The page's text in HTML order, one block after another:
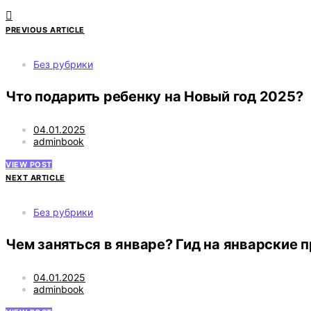
PREVIOUS ARTICLE
Без рубрики
Что подарить ребенку на Новый год 2025?
04.01.2025
adminbook
VIEW POST
NEXT ARTICLE
Без рубрики
Чем заняться в январе? Гид на январские
04.01.2025
adminbook